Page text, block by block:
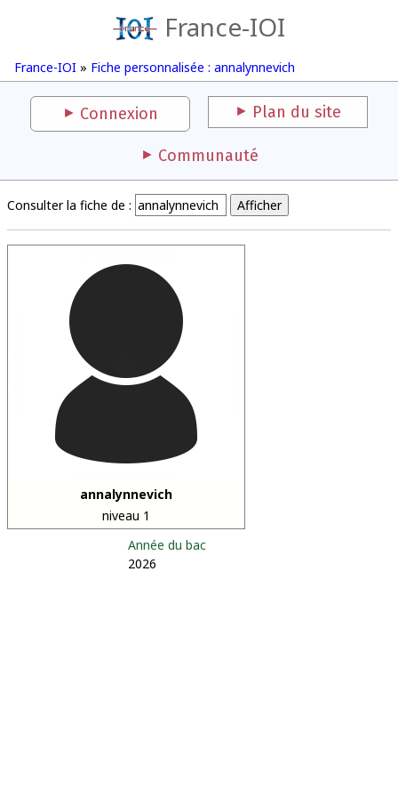
France-IOI
France-IOI » Fiche personnalisée : annalynnevich
Connexion Plan du site
Communauté
Consulter la fiche de :
annalynnevich
niveau 1
Année du bac
2026